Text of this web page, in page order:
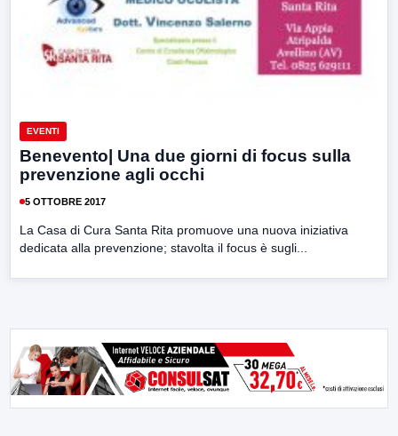
EVENTI
Benevento| Una due giorni di focus sulla
prevenzione agli occhi
5 OTTOBRE 2017
La Casa di Cura Santa Rita promuove una nuova iniziativa
dedicata alla prevenzione; stavolta il focus è sugli...